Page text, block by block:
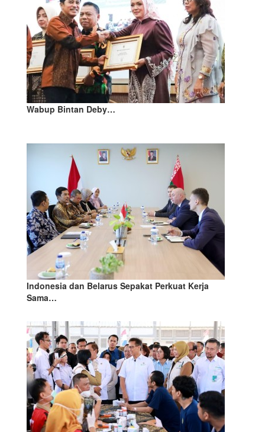
Wabup Bintan Deby…
Indonesia dan Belarus Sepakat Perkuat Kerja
Sama…